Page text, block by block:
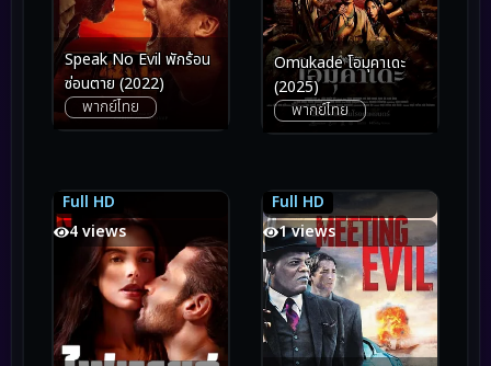
Speak No Evil พักร้อน
ซ่อนตาย (2022)
พากย์ไทย
Omukade โอมุคาเดะ
(2025)
พากย์ไทย
Full HD
6.4
4 views
6.4 Full HD
5.3
1 views
5.3